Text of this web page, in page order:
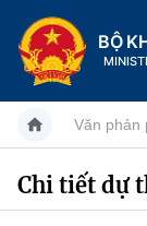
BỘ
Danh mục
Văn phản
Chi tiết dự